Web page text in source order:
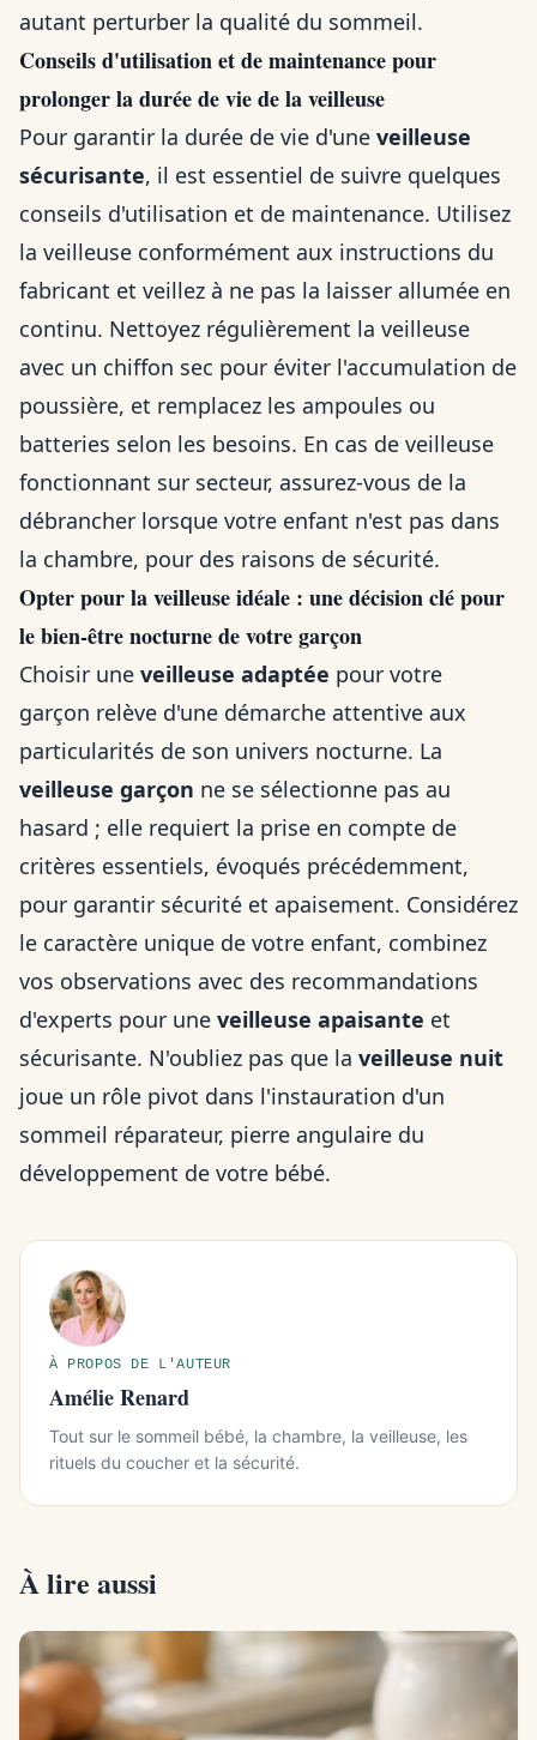
autant perturber la qualité du sommeil.
Conseils d'utilisation et de maintenance pour
prolonger la durée de vie de la veilleuse
Pour garantir la durée de vie d'une veilleuse
sécurisante, il est essentiel de suivre quelques
conseils d'utilisation et de maintenance. Utilisez
la veilleuse conformément aux instructions du
fabricant et veillez à ne pas la laisser allumée en
continu. Nettoyez régulièrement la veilleuse
avec un chiffon sec pour éviter l'accumulation de
poussière, et remplacez les ampoules ou
batteries selon les besoins. En cas de veilleuse
fonctionnant sur secteur, assurez-vous de la
débrancher lorsque votre enfant n'est pas dans
la chambre, pour des raisons de sécurité.
Opter pour la veilleuse idéale : une décision clé pour
le bien-être nocturne de votre garçon
Choisir une veilleuse adaptée pour votre
garçon relève d'une démarche attentive aux
particularités de son univers nocturne. La
veilleuse garçon ne se sélectionne pas au
hasard ; elle requiert la prise en compte de
critères essentiels, évoqués précédemment,
pour garantir sécurité et apaisement. Considérez
le caractère unique de votre enfant, combinez
vos observations avec des recommandations
d'experts pour une veilleuse apaisante et
sécurisante. N'oubliez pas que la veilleuse nuit
joue un rôle pivot dans l'instauration d'un
sommeil réparateur, pierre angulaire du
développement de votre bébé.
À PROPOS DE L'AUTEUR
Amélie Renard
Tout sur le sommeil bébé, la chambre, la veilleuse, les
rituels du coucher et la sécurité.
À lire aussi